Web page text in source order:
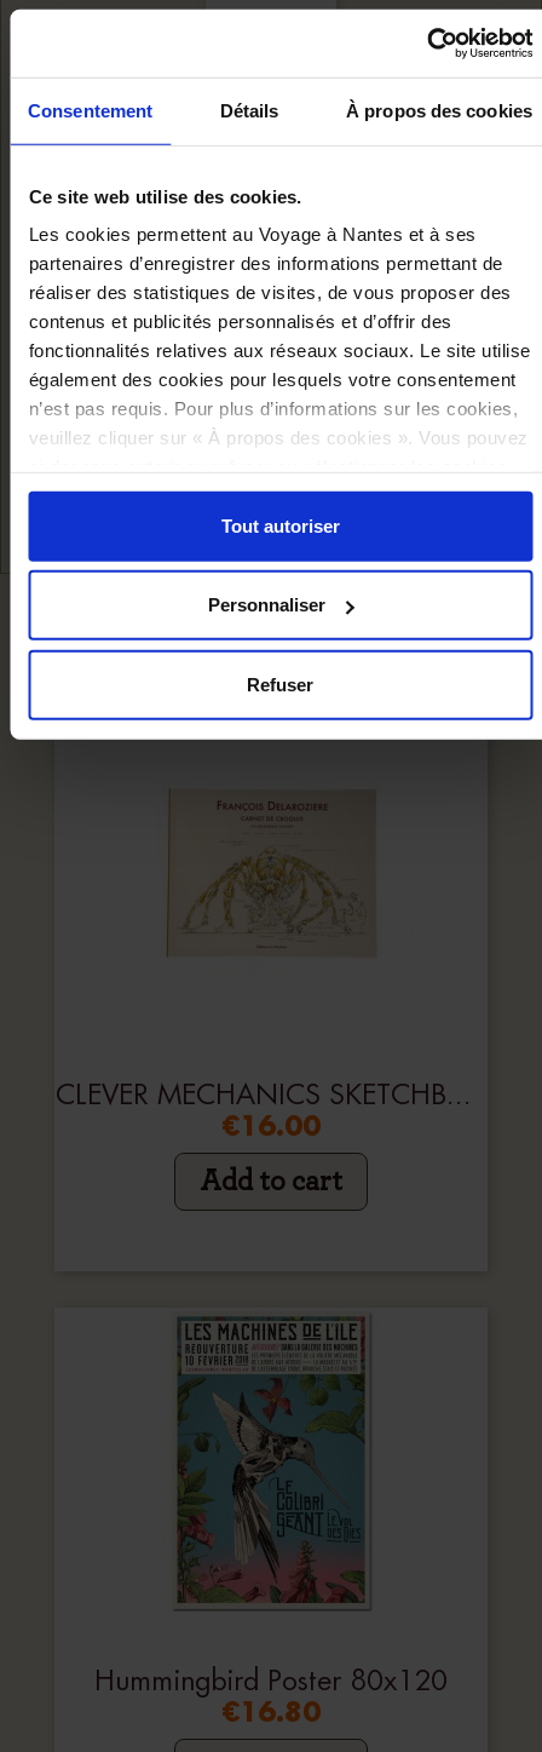
Consentement Détails À propos des cookies
Ce site web utilise des cookies.
Les cookies permettent au Voyage à Nantes et à ses
partenaires d’enregistrer des informations permettant de
réaliser des statistiques de visites, de vous proposer des
contenus et publicités personnalisés et d’offrir des
fonctionnalités relatives aux réseaux sociaux. Le site utilise
également des cookies pour lesquels votre consentement
n’est pas requis. Pour plus d’informations sur les cookies,
veuillez cliquer sur « À propos des cookies ». Vous pouvez
selon les finalités via l'onglet « Détails ». À tout moment,
vous pouvez modifier votre choix en cliquant sur le lien
« Cookies » en bas des pages du site.
Tout autoriser
Personnaliser
Refuser
CHRISTMAS
DECORATION
CARD -...
€7.50
WE RECOMMEND YOU
CLEVER MECHANICS SKETCHBOOK
€16.00
Add to cart
Hummingbird Poster 80x120
€16.80